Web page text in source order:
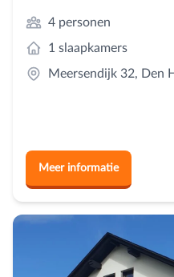
4 personen
1 slaapkamers
Meersendijk 32, Den
Meer informatie